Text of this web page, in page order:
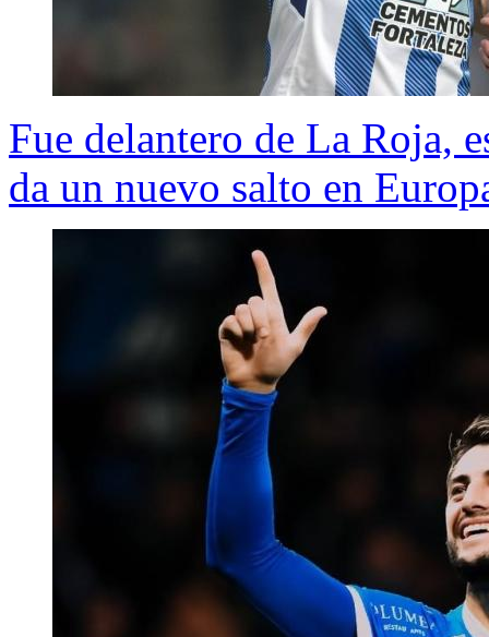
Fue delantero de La Roja,
da un nuevo salto en